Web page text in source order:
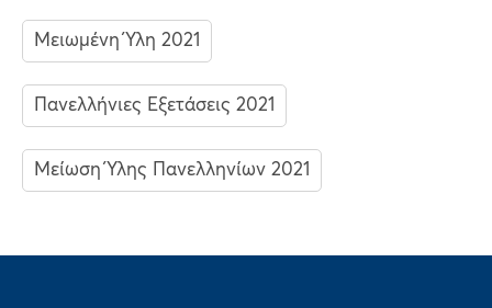
Μειωμένη Ύλη 2021
Πανελλήνιες Εξετάσεις 2021
Μείωση Ύλης Πανελληνίων 2021